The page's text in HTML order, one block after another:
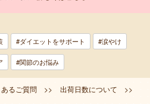
#ダイエットをサポート #涙やけ
#関節のお悩み
あるご質問 >> 出荷日数について >>